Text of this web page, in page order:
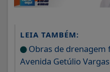
LEIA TAMBÉM:
Obras de drenagem
Avenida Getúlio